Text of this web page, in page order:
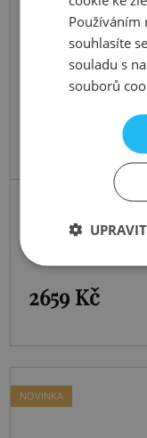
Stříbrné
2659 Kč
NOVINKA
Používáním
souhlasíte
souladu s
souborů